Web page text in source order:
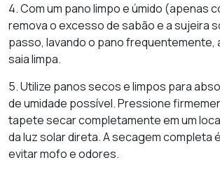
4. Com um pano limpo e úmido (apenas
remova o excesso de sabão e a sujeira
passo, lavando o pano frequentemente,
saia limpa.
5. Utilize panos secos e limpos para
de umidade possível. Pressione
tapete secar completamente em um
da luz solar direta. A secagem completa
evitar mofo e odores.